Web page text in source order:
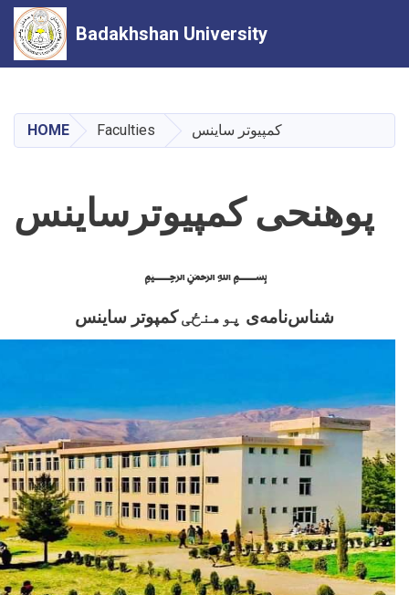
main
content
Badakhshan University
HOME Faculties کمپیوتر ساینس
پوهنحی کمپیوترساینس
﷽
شناسنامهی پوهنځیکمپوتر ساینس